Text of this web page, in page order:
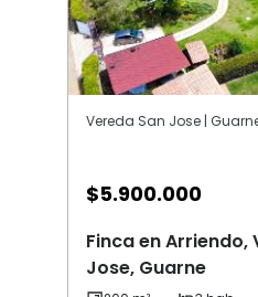
Vereda San Jose |
$5.900.000
Finca en Arriendo,
Jose, Guarne